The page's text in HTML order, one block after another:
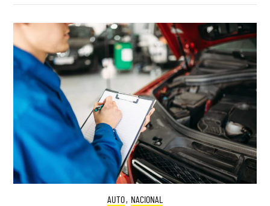
AUTO, NACIONAL